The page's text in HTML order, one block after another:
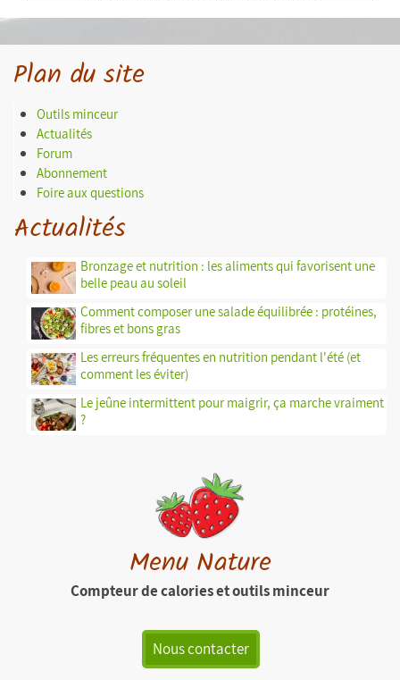
Plan du site
Outils minceur
Actualités
Forum
Abonnement
Foire aux questions
Actualités
Bronzage et nutrition : les aliments qui favorisent une
belle peau au soleil
Comment composer une salade équilibrée : protéines,
fibres et bons gras
Les erreurs fréquentes en nutrition pendant l'été (et
comment les éviter)
Le jeûne intermittent pour maigrir, ça marche vraiment
?
Menu Nature
Compteur de calories et outils minceur
Nous contacter